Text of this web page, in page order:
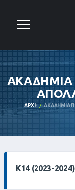
ΑΚΑΔΗΜΙΑ
ΑΡΧΉ ΑΚΑΔΗΜΙΑ
Κ14 (2023-2024)